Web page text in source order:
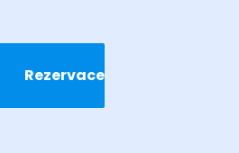
Rezervace